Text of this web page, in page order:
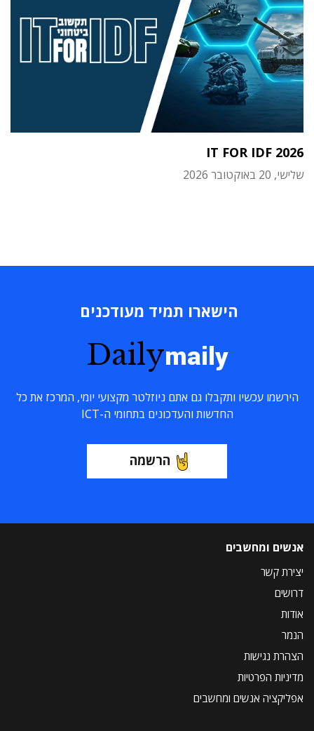
IT FOR IDF 2026
שלישי, 20 באוקטובר 2026
הישארו תמיד מעודכנים
Dailymaily
הירשמו עכשיו ותקבלו גם אתם ניוזלטר מקצועי יומי, המרכז את כל
החדשות והעדכונים בתחומי ה-ICT
הרשמה
אנשים ומחשבים
יצירת קשר
דרושים
אודות
הנמר
הצהרת נגישות
מדיניות הפרטיות
אפליקציה אנשים ומחשבים